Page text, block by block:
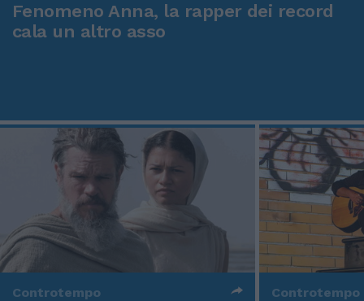
Fenomeno Anna, la rapper dei record
cala un altro asso
Controtempo Controtempo